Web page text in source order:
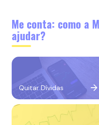
Me conta: como a
ajudar?
Quitar Dívidas